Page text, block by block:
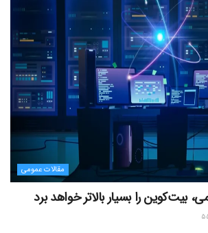
مقالات عمومی
بیت‌کوین را بسیار بالاتر خواهد برد